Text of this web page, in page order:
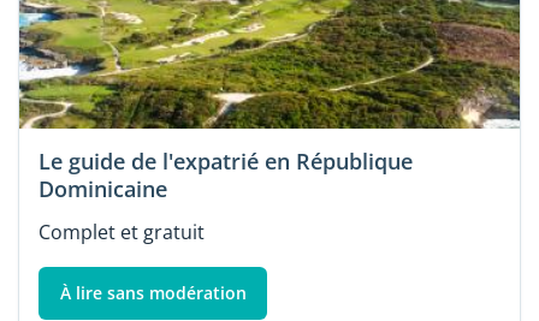
Le guide de l'expatrié en République
Dominicaine
Complet et gratuit
À lire sans modération